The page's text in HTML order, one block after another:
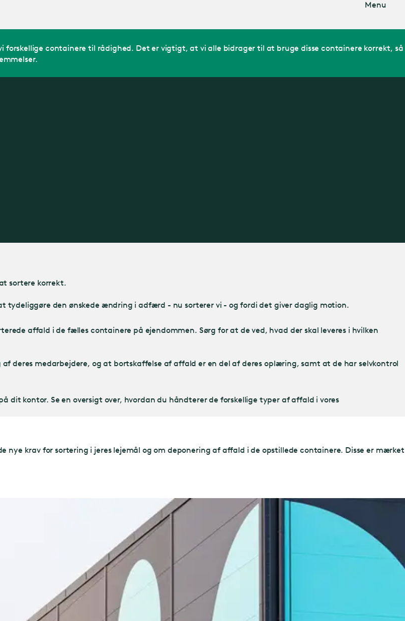
Menu
containere til rådighed. Det er vigtigt, at vi alle bidrager til at bruge disse containere korrekt, så
sortere korrekt.
tydeliggøre den ønskede ændring i adfærd - nu sorterer vi - og fordi det giver daglig motion.
affald i de fælles containere på ejendommen. Sørg for at de ved, hvad der skal leveres i hvilken
deres medarbejdere, og at bortskaffelse af affald er en del af deres oplæring, samt at de har selvkontrol
kontor. Se en oversigt over, hvordan du håndterer de forskellige typer af affald i vores
krav for sortering i jeres lejemål og om deponering af affald i de opstillede containere. Disse er mærket